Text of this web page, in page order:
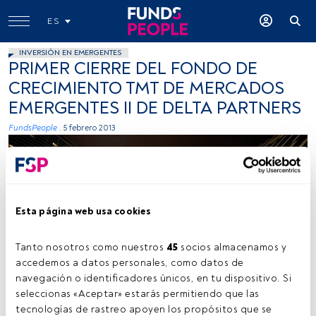
Esta página web usa cookies
Tanto nosotros como nuestros 45 socios almacenamos y
accedemos a datos personales, como datos de
navegación o identificadores únicos, en tu dispositivo. Si
seleccionas «Aceptar» estarás permitiendo que las
tecnologías de rastreo apoyen los propósitos que se
ES
INVERSIÓN EN EMERGENTES
PRIMER CIERRE DEL FONDO DE
CRECIMIENTO TMT DE MERCADOS
EMERGENTES II DE DELTA PARTNERS
FundsPeople . 5 febrero 2013
Tiempo lectura: 27 s.